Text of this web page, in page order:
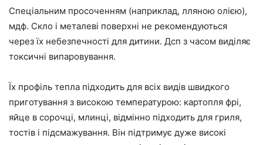
Спеціальним просоченням (наприклад, лляною олією),
мдф. Скло і металеві поверхні не рекомендуються
через їх небезпечності для дитини. Дсп з часом виділяє
токсичні випаровування.
Їх профіль тепла підходить для всіх видів швидкого
приготування з високою температурою: картопля фрі,
яйце в сорочці, млинці, відмінно підходить для гриля,
тостів і підсмажування. Він підтримує дуже високі